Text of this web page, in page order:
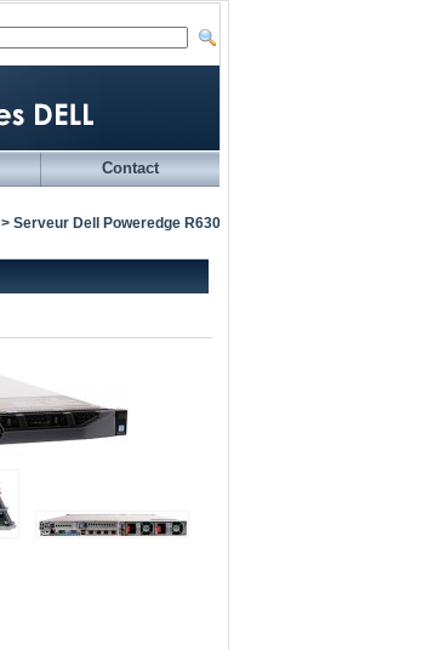
Contact
> Serveur Dell Poweredge R630